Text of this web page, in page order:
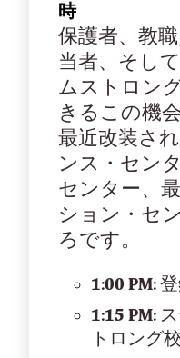
時
保護者、教
当者、そし
ムストロン
きるこの機
最近改装さ
ンス・セン
センター、
ション・セ
ろです。
1:00 PM:
1:15 PM:
トロング